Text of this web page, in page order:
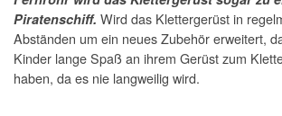
Piratenschiff. Wird das Klettergerüst in
Abständen um ein neues Zubehör erweitert,
Kinder lange Spaß an ihrem Gerüst zum
haben, da es nie langweilig wird.